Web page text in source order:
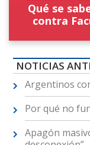
Qué se
contra
NOTICIAS
Argentinos
Por qué no
Apagón